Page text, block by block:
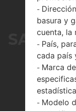
Página
-
basura y
cuenta, la
- País,
cada país
- Marca
- Modelo